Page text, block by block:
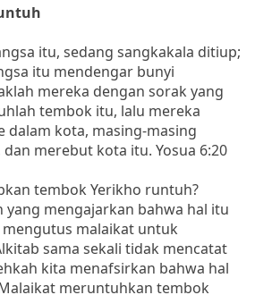
itu, sedang sangkakala ditiup;
itu mendengar bunyi
mereka dengan sorak yang
tembok itu, lalu mereka
dalam kota, masing-masing
merebut kota itu. Yosua 6:20
tembok Yerikho runtuh?
yang mengajarkan bahwa hal itu
malaikat untuk
sama sekali tidak mencatat
kita menafsirkan bahwa hal
meruntuhkan tembok